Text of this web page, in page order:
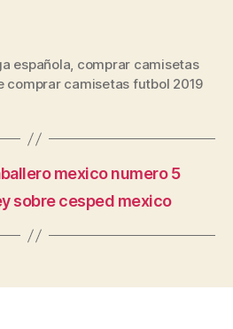
española, comprar camisetas
comprar camisetas futbol 2019
mexico numero 5
sobre cesped mexico